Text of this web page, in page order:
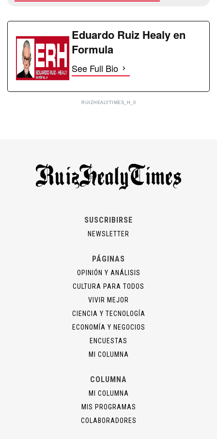
Eduardo Ruiz Healy en
Formula
See Full Bio
RUIZHEALYTIMES_H_0
SUSCRIBIRSE
NEWSLETTER
PÁGINAS
OPINIÓN Y ANÁLISIS
CULTURA PARA TODOS
VIVIR MEJOR
CIENCIA Y TECNOLOGÍA
ECONOMÍA Y NEGOCIOS
ENCUESTAS
MI COLUMNA
COLUMNA
MI COLUMNA
MIS PROGRAMAS
COLABORADORES